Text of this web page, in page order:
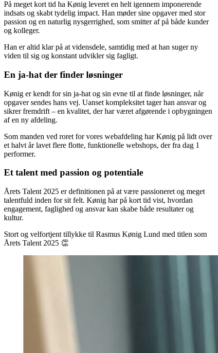
Imponerende impact på kort tid
På meget kort tid ha Kønig leveret en helt igennem imponerende
indsats og skabt tydelig impact. Han møder sine opgaver med stor
passion og en naturlig nysgerrighed, som smitter af på både kunder
og kolleger.
Han er altid klar på at vidensdele, samtidig med at han suger ny
viden til sig og konstant udvikler sig fagligt.
En ja-hat der finder løsninger
Kønig er kendt for sin ja-hat og sin evne til at finde løsninger, når
opgaver sendes hans vej. Uanset kompleksitet tager han ansvar og
sikrer fremdrift – en kvalitet, der har været afgørende i opbygningen
af en ny afdeling.
Som manden ved roret for vores webafdeling har Kønig på lidt over
et halvt år lavet flere flotte, funktionelle webshops, der fra dag 1
performer.
Et talent med passion og potentiale
Årets Talent 2025 er definitionen på at være passioneret og meget
engagement, faglighed og ansvar kan skabe både resultater og
kultur.
Stort og velfortjent tillykke til Rasmus Kønig Lund med titlen som